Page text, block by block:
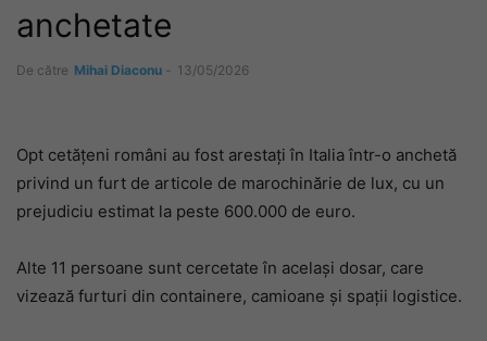
anchetate
De către Mihai Diaconu - 13/05/2026
Opt cetățeni români au fost arestați în Italia într-o anchetă
privind un furt de articole de marochinărie de lux, cu un
prejudiciu estimat la peste 600.000 de euro.
Alte 11 persoane sunt cercetate în același dosar, care
vizează furturi din containere, camioane și spații logistice.